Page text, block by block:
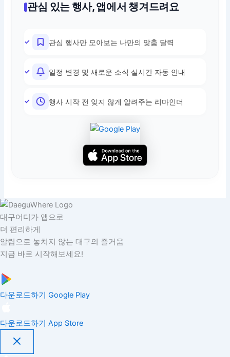
관심 있는 행사, 앱에서 챙겨드려요
관심 행사만 모아보는 나만의 맞춤 달력
일정 변경 및 새로운 소식 실시간 자동 안내
행사 시작 전 잊지 않게 알려주는 리마인더
대구어디가 앱으로
더 편리하게
알림으로 놓치지 않는 대구의 즐거움
지금 바로 시작해보세요!
다운로드하기 Google Play
다운로드하기 App Store